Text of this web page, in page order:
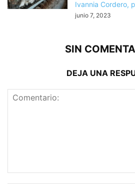
Ivannia Cordero,
junio 7, 2023
SIN
DEJA UNA